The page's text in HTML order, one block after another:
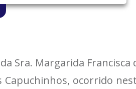
Sra. Margarida Francisca
ocorrido